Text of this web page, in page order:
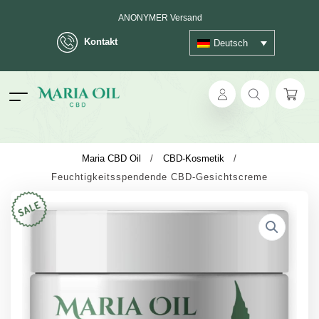
Kontakt
ANONYMER Versand
Deutsch
Maria CBD Oil / CBD-Kosmetik
/
Feuchtigkeitsspendende CBD-Gesichtscreme